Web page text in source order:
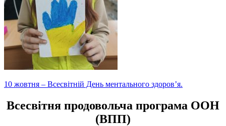
Навігація
записів
10 жовтня – Всесвітній День ментального здоров’я.
Всесвітня продовольча програма ООН
(ВПП)